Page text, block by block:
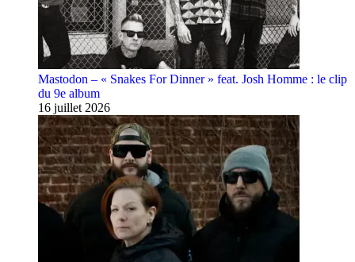
Mastodon – « Snakes For Dinner » feat. Josh Homme : le clip
du 9e album
16 juillet 2026